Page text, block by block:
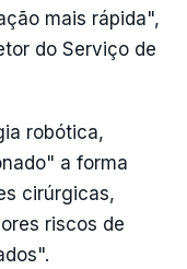
mais rápida",
do Serviço de
robótica,
a forma
cirúrgicas,
riscos de